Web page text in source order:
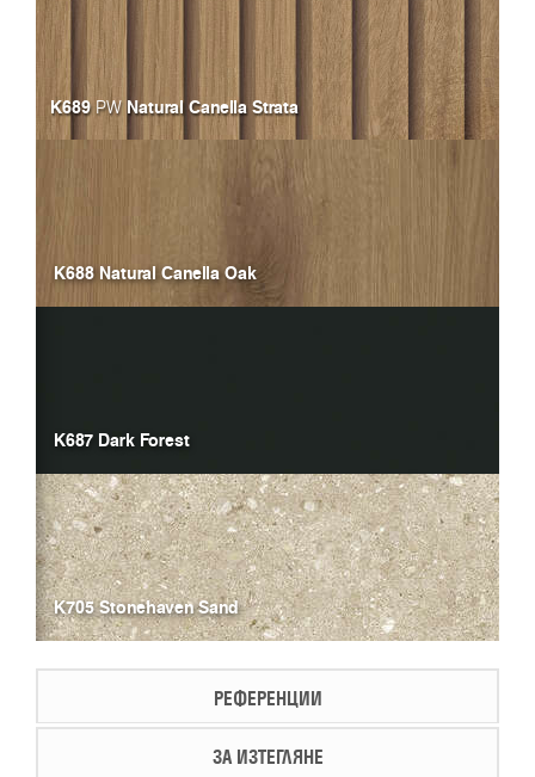
K689PW Natural Canella Strata
K688 Natural Canella Oak
K687 Dark Forest
K705 Stonehaven Sand
РЕФЕРЕНЦИИ
ЗА ИЗТЕГЛЯНЕ